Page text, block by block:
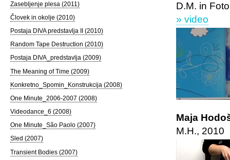
D.M. in
» video
Maja
M.H., 2010
Zasebljenje plesa (2011)
Človek in okolje (2010)
Postaja DIVA predstavlja II (2010)
Random Tape Destruction (2010)
Postaja DIVA_predstavlja (2009)
The Meaning of Time (2009)
Konkretno_Spomin_Konstrukcija (2008)
One Minute_2006-2007 (2008)
Videodance_6 (2008)
One Minute_São Paolo (2007)
Sled (2007)
Transient Bodies (2007)